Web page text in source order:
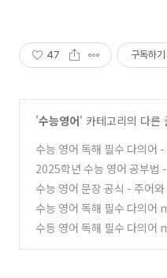
47 구독하기
'수능영어' 카테고리의 다른
수능 영어 독해 필수 다의
문 (42)
2025학년 수능 영어 공부법
어려운 것이 온다!
(56)
수능 영어 문장 공식 - 주어
사구와 to부정사가 오는 문
수능 영어 독해 필수 다의어
문 알아보기 (52)
수등 영어 독해 필수 다의